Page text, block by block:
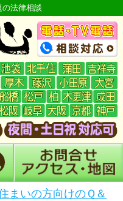
法律相談
まいの方向けのＱ＆